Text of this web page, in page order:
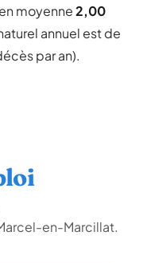
moyenne2,00
annuel est de
par an).
en-Marcillat.